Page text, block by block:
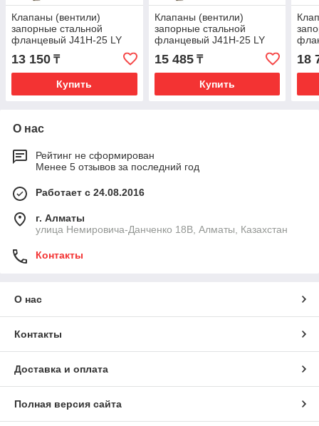
Клапаны (вентили)
запорные стальной
фланцевый J41H-25 LY
Ру-25 Ду-15
13 150 ₸
Купить
Клапаны (вентили)
запорные стальной
фланцевый J41H-25 LY
Ру-25 Ду-20
15 485₸
Купить
18
О нас
Рейтинг не сформирован
Менее 5 отзывов за последний год
Работает с 24.08.2016
г. Алматы
улица Немировича-Данченко 18В, Алматы, Казахстан
Контакты
О нас
Контакты
Доставка и оплата
Полная версия сайта